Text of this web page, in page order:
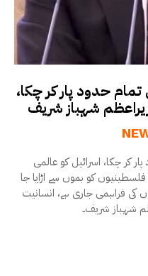
حدود پار کر چکا،
شہباز شریف
کر چکا، اسرائیل کو عالمی
کو بموں سے اڑایا جا
کی فراہمی جاری ہے، انسانیت
شہباز شریف۔